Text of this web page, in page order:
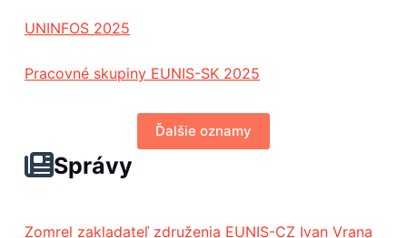
UNINFOS 2025
Pracovné skupiny EUNIS-SK 2025
Ďalšie oznamy
Správy
Zomrel zakladateľ združenia EUNIS-CZ Ivan Vrana